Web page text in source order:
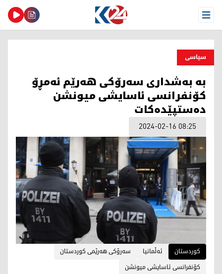
Open Menu
سیاسی
به‌ به‌شداری سه‌رۆكی هه‌رێم ئه‌مڕۆ
کۆنفرانسی ئاسایشی میونشن
دەستپێدەکات
2024-02-16 08:25
کوردستان ئه‌ڵمانیا
سه‌رۆكی هه‌رێمی كوردستان
كۆنفرانسی ئاسایشی میونشن